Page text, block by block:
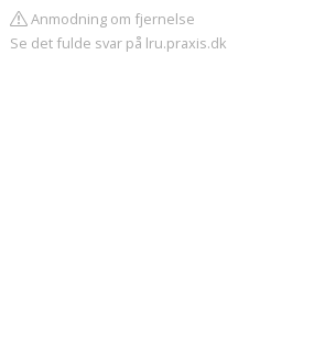
Anmodning om fjernelse
Se det fulde svar på lru.praxis.dk